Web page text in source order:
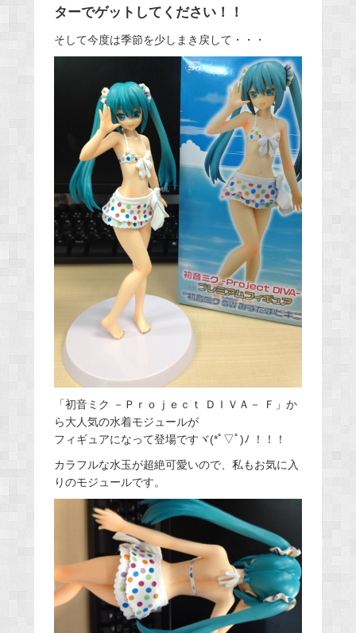
ターでゲットしてください！！
そして今度は季節を少しまき戻して・・・
「初音ミク －Ｐｒｏｊｅｃｔ ＤＩＶＡ－ Ｆ」か
ら大人気の水着モジュールが
フィギュアになって登場ですヾ(*ﾟ▽ﾟ)ﾉ ！！！
カラフルな水玉が超絶可愛いので、私もお気に入
りのモジュールです。